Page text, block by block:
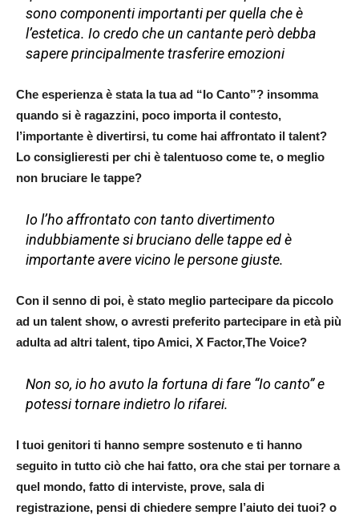
sono componenti importanti per quella che è
l’estetica. Io credo che un cantante però debba
sapere principalmente trasferire emozioni
Che esperienza è stata la tua ad “Io Canto”? insomma
quando si è ragazzini, poco importa il contesto,
l’importante è divertirsi, tu come hai affrontato il talent?
Lo consiglieresti per chi è talentuoso come te, o meglio
non bruciare le tappe?
Io l’ho affrontato con tanto divertimento
indubbiamente si bruciano delle tappe ed è
importante avere vicino le persone giuste.
Con il senno di poi, è stato meglio partecipare da piccolo
ad un talent show, o avresti preferito partecipare in età più
adulta ad altri talent, tipo Amici, X Factor,The Voice?
Non so, io ho avuto la fortuna di fare “Io canto” e
potessi tornare indietro lo rifarei.
I tuoi genitori ti hanno sempre sostenuto e ti hanno
seguito in tutto ciò che hai fatto, ora che stai per tornare a
quel mondo, fatto di interviste, prove, sala di
registrazione, pensi di chiedere sempre l’aiuto dei tuoi? o